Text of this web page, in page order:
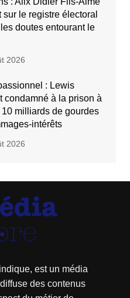
sur le registre électoral
doutes entourant le
2026
: Lewis
condamné à la prison à
10 milliards de gourdes
intérêts
2026
est un média
des contenus